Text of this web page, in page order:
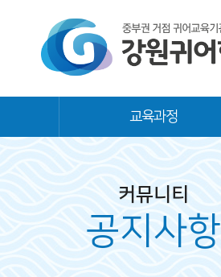
교육과정
커뮤니티
공지사항